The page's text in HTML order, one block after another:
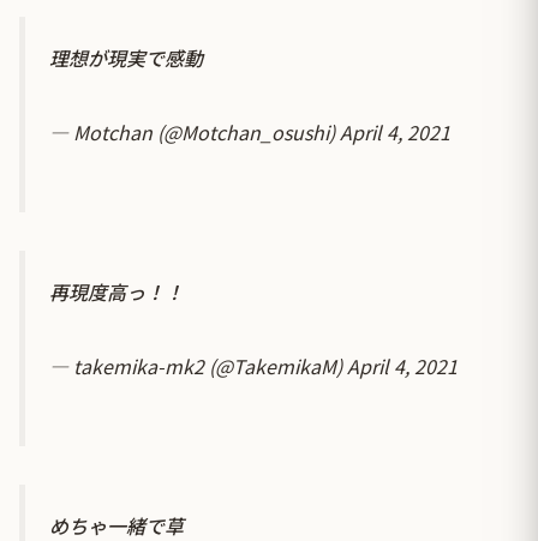
理想が現実で感動
— Motchan (@Motchan_osushi)April 4, 2021
再現度高っ！！
— takemika-mk2 (@TakemikaM)April 4, 2021
めちゃ一緒で草